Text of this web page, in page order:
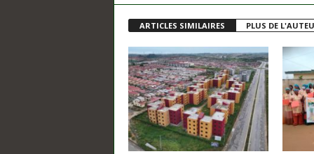
ARTICLES SIMILAIRES PLUS DE